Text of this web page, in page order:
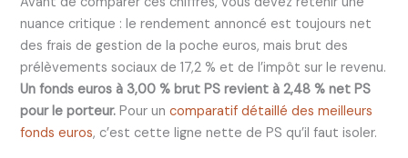
nuance critique : le rendement annoncé est toujours net
des frais de gestion de la poche euros, mais brut des
prélèvements sociaux de 17,2 % et de l’impôt sur le revenu.
Un fonds euros à 3,00 % brut PS revient à 2,48 % net PS
pour le porteur. Pour uncomparatif détaillé des meilleurs
fonds euros, c’est cette ligne nette de PS qu’il faut isoler.